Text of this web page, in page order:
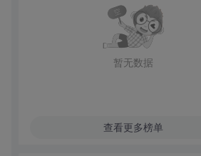
暂无数据
查看更多榜单